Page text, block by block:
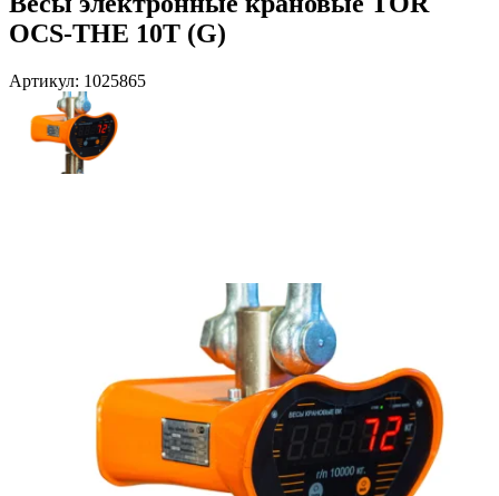
OCS-THE 10T (G)
Артикул: 1025865